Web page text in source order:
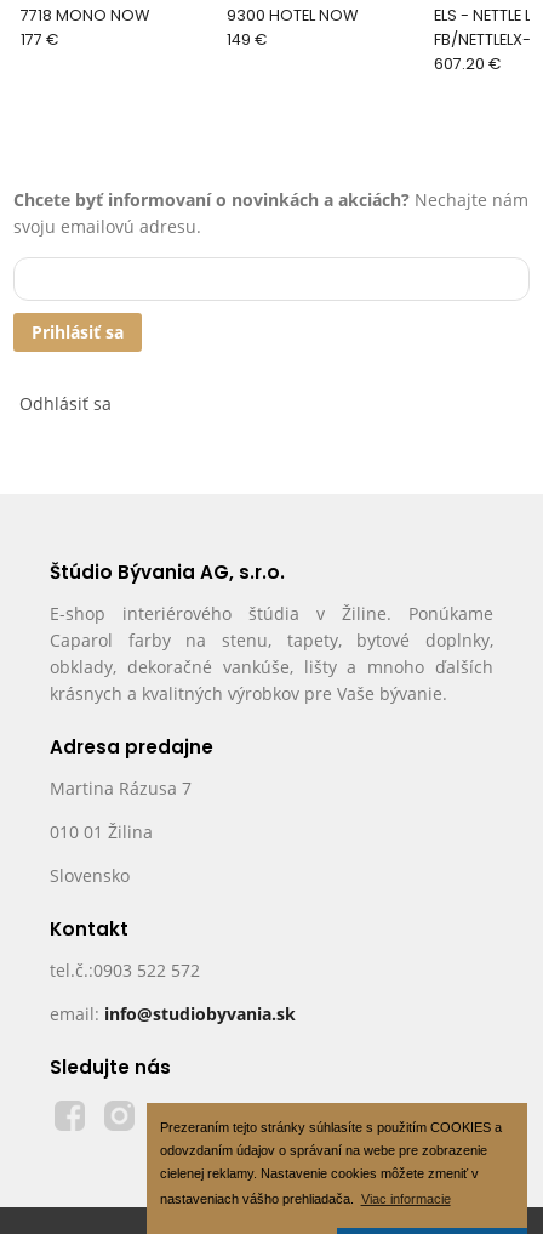
Prezeraním tejto stránky súhlasíte s použitím COOKIES a
odovzdaním údajov o správaní na webe pre zobrazenie
cielenej reklamy. Nastavenie cookies môžete zmeniť v
nastaveniach vášho prehliadača.
Viac informacie
7718 MONO NOW
177 €
9300 HOTEL NOW
149 €
ELS - NETTLE
FB/NETTLELX-
607.20 €
Chcete byť informovaní o novinkách a akciách? Nechajte nám
svoju emailovú adresu.
Prihlásiť sa
Odhlásiť sa
Štúdio Bývania AG, s.r.o.
E-shop interiérového štúdia v Žiline. Ponúkame
Caparol farby na stenu, tapety, bytové doplnky,
obklady, dekoračné vankúše, lišty a mnoho ďalších
krásnych a kvalitných výrobkov pre Vaše bývanie.
Adresa predajne
Martina Rázusa 7
010 01 Žilina
Slovensko
Kontakt
tel.č.:0903 522 572
email: info@studiobyvania.sk
Sledujte nás